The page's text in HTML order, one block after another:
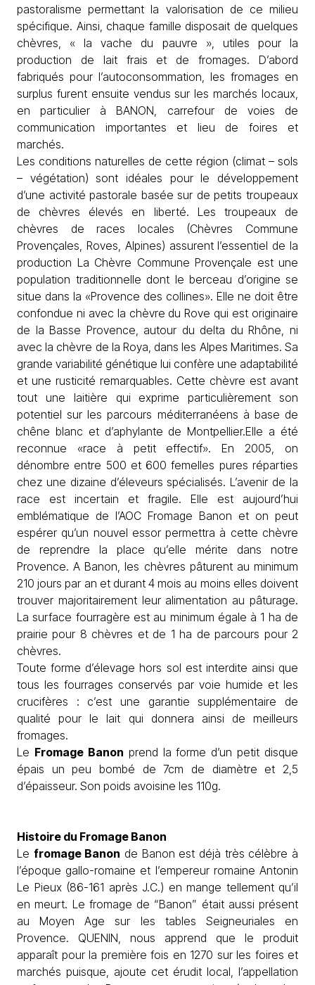
pastoralisme permettant la valorisation de ce milieu
spécifique. Ainsi, chaque famille disposait de quelques
chèvres, « la vache du pauvre », utiles pour la
production de lait frais et de fromages. D’abord
fabriqués pour l’autoconsommation, les fromages en
surplus furent ensuite vendus sur les marchés locaux,
en particulier à BANON, carrefour de voies de
communication importantes et lieu de foires et
marchés.
Les conditions naturelles de cette région (climat – sols
– végétation) sont idéales pour le développement
d’une activité pastorale basée sur de petits troupeaux
de chèvres élevés en liberté. Les troupeaux de
chèvres de races locales (Chèvres Commune
Provençales, Roves, Alpines) assurent l’essentiel de la
production La Chèvre Commune Provençale est une
population traditionnelle dont le berceau d’origine se
situe dans la «Provence des collines». Elle ne doit être
confondue ni avec la chèvre du Rove qui est originaire
de la Basse Provence, autour du delta du Rhône, ni
avec la chèvre de la Roya, dans les Alpes Maritimes. Sa
grande variabilité génétique lui confère une adaptabilité
et une rusticité remarquables. Cette chèvre est avant
tout une laitière qui exprime particulièrement son
potentiel sur les parcours méditerranéens à base de
chêne blanc et d’aphylante de Montpellier.Elle a été
reconnue «race à petit effectif». En 2005, on
dénombre entre 500 et 600 femelles pures réparties
chez une dizaine d’éleveurs spécialisés. L’avenir de la
race est incertain et fragile. Elle est aujourd’hui
emblématique de l’AOC Fromage Banon et on peut
espérer qu’un nouvel essor permettra à cette chèvre
de reprendre la place qu’elle mérite dans notre
Provence. A Banon, les chèvres pâturent au minimum
210 jours par an et durant 4 mois au moins elles doivent
trouver majoritairement leur alimentation au pâturage.
La surface fourragère est au minimum égale à 1 ha de
prairie pour 8 chèvres et de 1 ha de parcours pour 2
chèvres.
Toute forme d’élevage hors sol est interdite ainsi que
tous les fourrages conservés par voie humide et les
crucifères : c’est une garantie supplémentaire de
qualité pour le lait qui donnera ainsi de meilleurs
fromages.
Le Fromage Banon prend la forme d’un petit disque
épais un peu bombé de 7cm de diamètre et 2,5
d’épaisseur. Son poids avoisine les 110g.
Histoire du Fromage Banon
Le fromage Banon de Banon est déjà très célèbre à
l’époque gallo-romaine et l’empereur romaine Antonin
Le Pieux (86-161 après J.C.) en mange tellement qu’il
en meurt. Le fromage de “Banon” était aussi présent
au Moyen Age sur les tables Seigneuriales en
Provence. QUENIN, nous apprend que le produit
apparaît pour la première fois en 1270 sur les foires et
marchés puisque, ajoute cet érudit local, l’appellation